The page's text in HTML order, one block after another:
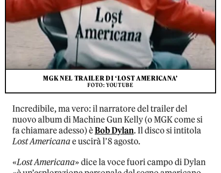
MGK NEL TRAILER DI ‘LOST AMERICANA’
FOTO: YOUTUBE
Incredibile, ma vero: il narratore del trailer del
nuovo album di Machine Gun Kelly (o MGK come si
fa chiamare adesso) èBob Dylan. Il disco si intitola
Lost Americanae uscirà l’8 agosto.
«Lost Americana» dice la voce fuori campo di Dylan